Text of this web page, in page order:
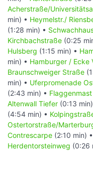
Acherstraße/
min) • Heymelstr./
(1:28 min) •
Kirchbachstraße (0:25
Hulsberg (1:15 min) •
min) • Hamburger / Ecke
Braunschweiger Straße
min) • Uferpromenade
(2:43 min) • Flaggenmast
Altenwall Tiefer (0:13
(4:54 min) •
Ostertorstraße/
Contrescarpe (2:10 min) •
Herdentorsteinweg (0:26